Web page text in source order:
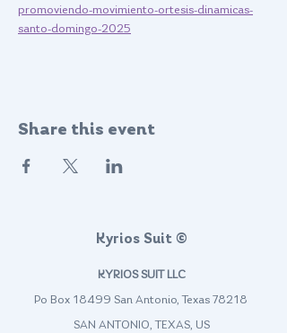
promoviendo-movimiento-ortesis-dinamicas-
santo-domingo-2025
Share this event
Kyrios Suit ©
KYRIOS SUIT LLC
Po Box 18499 San Antonio, Texas 78218
SAN ANTONIO, TEXAS, US